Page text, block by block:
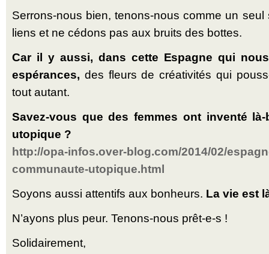
Serrons-nous bien, tenons-nous comme un
liens et ne cédons pas aux bruits des bottes.
Car il y aussi, dans cette Espagne qui
espérances, des fleurs de créativités qui
tout autant.
Savez-vous que des femmes ont inventé
utopique ?
http://opa-infos.over-blog.com/2014/02/
communaute-utopique.html
Soyons aussi attentifs aux bonheurs. La vie est
N’ayons plus peur. Tenons-nous prêt-e-s !
Solidairement,